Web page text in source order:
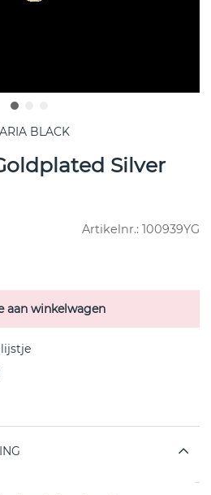
BLACK
Silver
Artikelnr.: 100939YG
aan winkelwagen